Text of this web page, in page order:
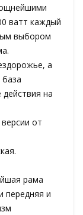
ватт каждый
выбором
а
на
от
рама
передняя и